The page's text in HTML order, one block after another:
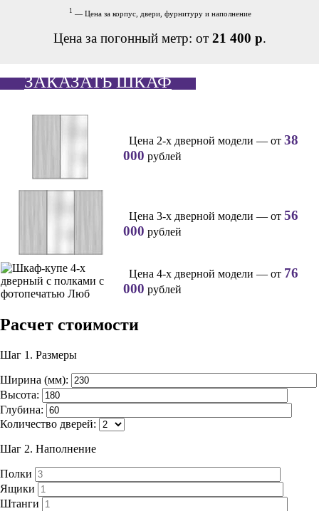
1 — Цена за корпус, двери, фурнитуру и наполнение
Цена за погонный метр: от 21 400 р.
ЗАКАЗАТЬ ШКАФ
Цена 2-х дверной модели — от 38
000 рублей
Цена 3-х дверной модели — от 56
000 рублей
Цена 4-х дверной модели — от 76
000 рублей
Расчет стоимости
Шаг 1. Размеры
Ширина (мм):
Высота:
Глубина:
Количество дверей:
Шаг 2. Наполнение
Полки
Ящики
Штанги